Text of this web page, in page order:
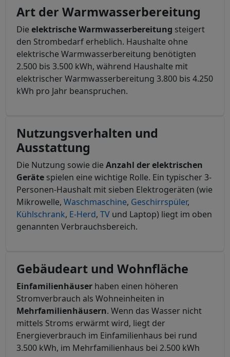
Art der Warmwasserbereitung
Die elektrische Warmwasserbereitung steigert
den Strombedarf erheblich. Haushalte ohne
elektrische Warmwasserbereitung benötigten
2.500 bis 3.500 kWh, während Haushalte mit
elektrischer Warmwasserbereitung 3.800 bis 4.250
kWh pro Jahr beanspruchen.
Nutzungsverhalten und
Ausstattung
Die Nutzung sowie die Anzahl der elektrischen
Geräte spielen eine wichtige Rolle. Ein typischer 3-
Personen-Haushalt mit sieben Elektrogeräten (wie
Mikrowelle, Waschmaschine, Geschirrspüler,
Kühlschrank, E-Herd, TV und Laptop) liegt im oben
genannten Verbrauchsbereich.
Gebäudeart und Wohnfläche
Einfamilienhäuser haben einen höheren
Stromverbrauch als Wohneinheiten in
Mehrfamilienhäusern. Wenn das Wasser nicht
mittels Stroms erwärmt wird, liegt der
Energieverbrauch im Einfamilienhaus bei rund
3.500 kWh, im Mehrfamilienhaus bei 2.500 kWh